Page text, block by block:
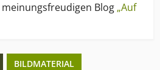
Blog „Auf
BILDMATERIAL